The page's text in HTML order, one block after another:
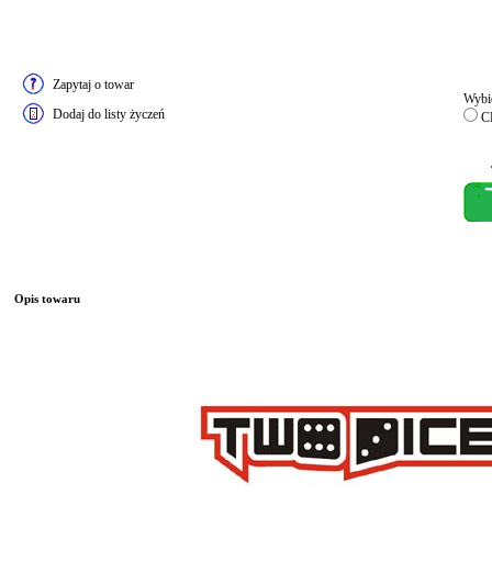
Zapytaj o towar
Dodaj do listy życzeń
Opis towaru